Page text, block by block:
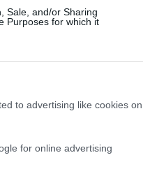
Sale, and/or Sharing
Purposes for which it
to advertising like cookies on
for online advertising